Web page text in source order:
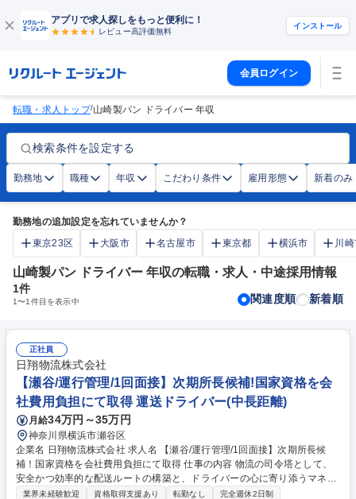
アプリで求人探しをもっと便利に！
レビュー高評価無料
インストール
会員ログイン
転職・求人トップ/山崎製パン ドライバー 年収
検索条件を設定する
勤務地 職種 年収 こだわり条件 雇用形態 新着のみ
勤務地の追加設定を忘れていませんか？
東京23区
大阪市 名古屋市 東京都 横浜市 川
山崎製パン ドライバー 年収の転職・求人・中途採用情報
1件
1〜1 件目を表示中 関連度順 新着順
正社員
日翔物流株式会社
【瀬谷/運行管理/1回面接】次期所長候補!国家資格を会
社費用負担にて取得 運送ドライバー(中長距離)
月給34万円～35万円
神奈川県横浜市瀬谷区
企業名 日翔物流株式会社 求人名 【瀬谷/運行管理/1回面接】次期所長候
補！国家資格を会社費用負担にて取得 仕事の内容 物流の司令塔として、
安全かつ効率的な配送ルートの構築と、ドライバーの心に寄り添うマネジ
メントを担います。 ■配送スケジュール・ルートの最適化 ■ドライバーの
業界未経験歓迎 資格取得支援あり 転勤なし 完全週休2日制